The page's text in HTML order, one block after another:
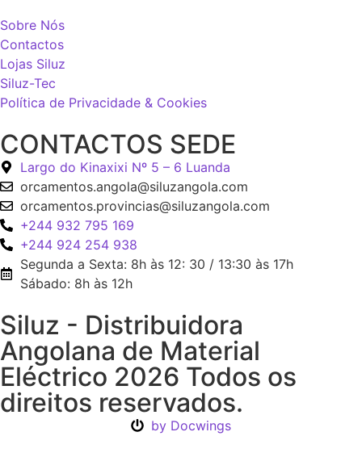
Sobre Nós
Contactos
Lojas Siluz
Siluz-Tec
Política de Privacidade & Cookies
CONTACTOS SEDE
Largo do Kinaxixi Nº 5 – 6 Luanda
orcamentos.angola@siluzangola.com
orcamentos.provincias@siluzangola.com
+244 932 795 169
+244 924 254 938
Segunda a Sexta: 8h às 12: 30 / 13:30 às 17h
Sábado: 8h às 12h
Siluz - Distribuidora
Angolana de Material
Eléctrico 2026 Todos os
direitos reservados.
by Docwings